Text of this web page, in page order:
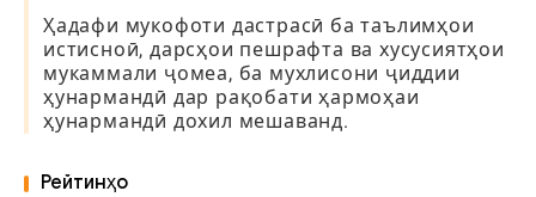
Ҳадафи мукофоти дастрасӣ ба таълимҳои
истисноӣ, дарсҳои пешрафта ва хусусиятҳои
мукаммали ҷомеа, ба мухлисони ҷиддии
ҳунармандӣ дар рақобати ҳармоҳаи
ҳунармандӣ дохил мешаванд.
Рейтинҳо